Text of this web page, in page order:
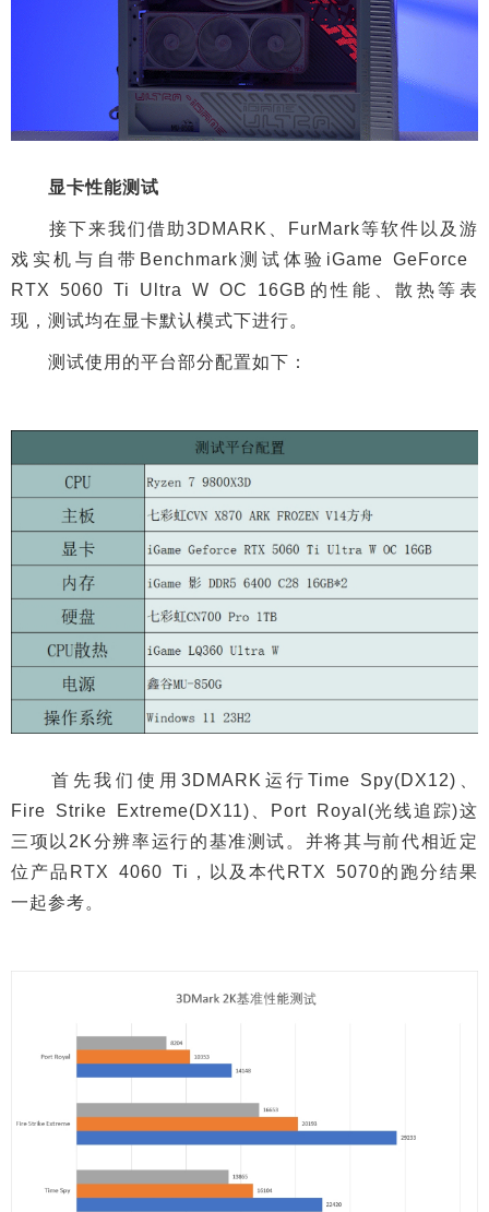
显卡性能测试
接下来我们借助3DMARK、FurMark等软件以及游
戏实机与自带Benchmark测试体验iGame GeForce
RTX 5060 Ti Ultra W OC 16GB的性能、散热等表
现，测试均在显卡默认模式下进行。
测试使用的平台部分配置如下：
首先我们使用3DMARK运行Time Spy(DX12)、
Fire Strike Extreme(DX11)、Port Royal(光线追踪)这
三项以2K分辨率运行的基准测试。并将其与前代相近定
位产品RTX 4060 Ti，以及本代RTX 5070的跑分结果
一起参考。